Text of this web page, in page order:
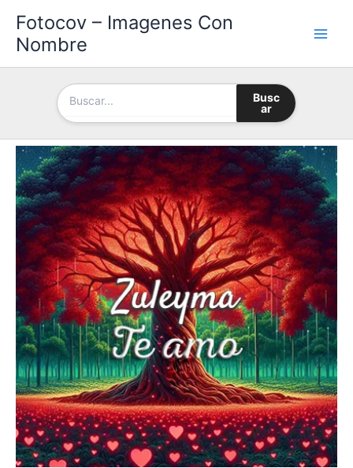
contenido
Fotocov – Imagenes Con
Nombre
Busc
ar